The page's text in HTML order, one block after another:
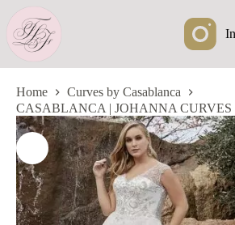
naar
inhoud
Home
Curves by Casablanca
CASABLANCA | JOHANNA CURVES